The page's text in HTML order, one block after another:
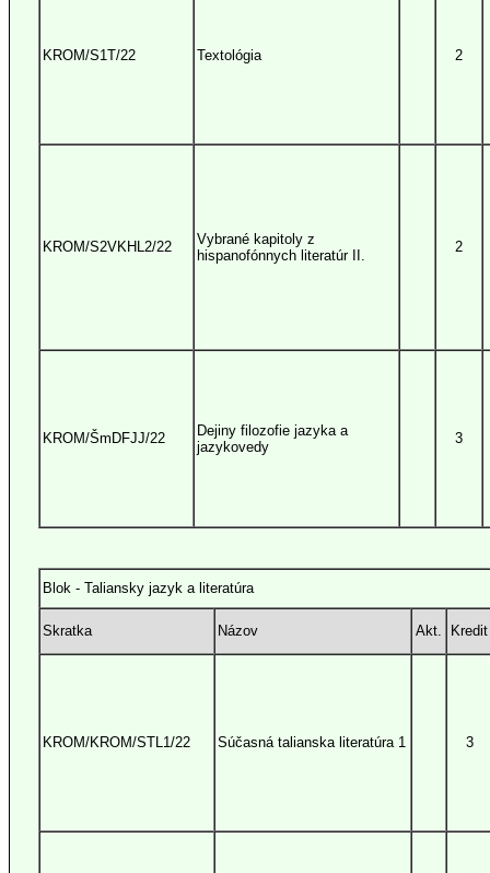
KROM/S1T/22 Textológia 2
KROM/S2VKHL2/22
Vybrané kapitoly z
hispanofónnych literatúr II.
2
KROM/ŠmDFJJ/22
Dejiny filozofie jazyka a
jazykovedy
3
Blok - Taliansky jazyk a literatúra
Skratka Názov Akt. Kredit
KROM/KROM/STL1/22 Súčasná talianska literatúra 1 3